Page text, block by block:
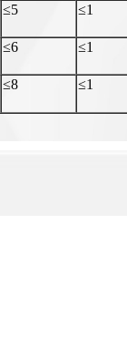
≤5 ≤1
≤6 ≤1
≤8 ≤1